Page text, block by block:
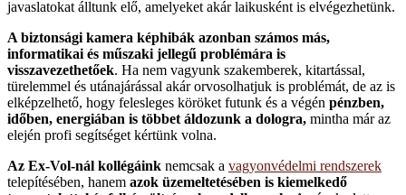
javaslatokat álltunk elő, amelyeket akár laikusként is elvégezhetünk.
A biztonsági kamera képhibák azonban számos más,
informatikai és műszaki jellegű problémára is
visszavezethetőek. Ha nem vagyunk szakemberek, kitartással,
türelemmel és utánajárással akár orvosolhatjuk is problémát, de az is
elképzelhető, hogy felesleges köröket futunk és a végén pénzben,
időben, energiában is többet áldozunk a dologra, mintha már az
elején profi segítséget kértünk volna.
Az Ex-Vol-nál kollégáink nemcsak a vagyonvédelmi rendszerek
telepítésében, hanem azok üzemeltetésében is kiemelkedő